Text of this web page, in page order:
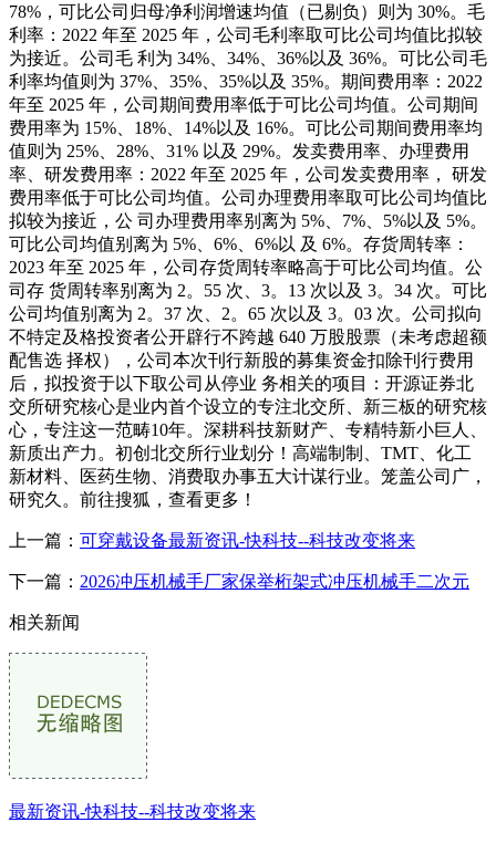
78%，可比公司归母净利润增速均值（已剔负）则为 30%。毛
利率：2022 年至 2025 年，公司毛利率取可比公司均值比拟较
为接近。公司毛 利为 34%、34%、36%以及 36%。可比公司毛
利率均值则为 37%、35%、35%以及 35%。期间费用率：2022
年至 2025 年，公司期间费用率低于可比公司均值。公司期间
费用率为 15%、18%、14%以及 16%。可比公司期间费用率均
值则为 25%、28%、31% 以及 29%。发卖费用率、办理费用
率、研发费用率：2022 年至 2025 年，公司发卖费用率， 研发
费用率低于可比公司均值。公司办理费用率取可比公司均值比
拟较为接近，公 司办理费用率别离为 5%、7%、5%以及 5%。
可比公司均值别离为 5%、6%、6%以 及 6%。存货周转率：
2023 年至 2025 年，公司存货周转率略高于可比公司均值。公
司存 货周转率别离为 2。55 次、3。13 次以及 3。34 次。可比
公司均值别离为 2。37 次、2。65 次以及 3。03 次。公司拟向
不特定及格投资者公开辟行不跨越 640 万股股票（未考虑超额
配售选 择权），公司本次刊行新股的募集资金扣除刊行费用
后，拟投资于以下取公司从停业 务相关的项目：开源证券北
交所研究核心是业内首个设立的专注北交所、新三板的研究核
心，专注这一范畴10年。深耕科技新财产、专精特新小巨人、
新质出产力。初创北交所行业划分！高端制制、TMT、化工
新材料、医药生物、消费取办事五大计谋行业。笼盖公司广，
研究久。前往搜狐，查看更多！
上一篇： 可穿戴设备最新资讯-快科技--科技改变将来
下一篇： 2026冲压机械手厂家保举桁架式冲压机械手二次元
相关新闻
最新资讯-快科技--科技改变将来